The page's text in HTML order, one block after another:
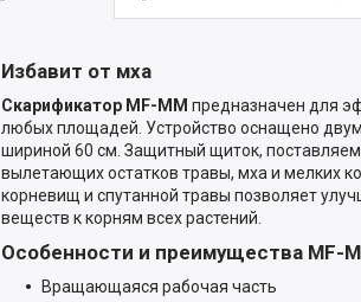
Избавит от мха
Скарификатор MF-MM предназначен для
любых площадей. Устройство оснащено
шириной 60 см. Защитный щиток,
вылетающих остатков травы, мха и мелких
корневищ и спутанной травы позволяет
веществ к корням всех растений.
Особенности и преимущества MF-
Вращающаяся рабочая часть